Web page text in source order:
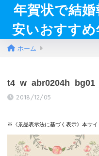
年賀状で結
安いおすす
ホーム
2018/12/05
※《景品表示法に基づく表示》本サイ